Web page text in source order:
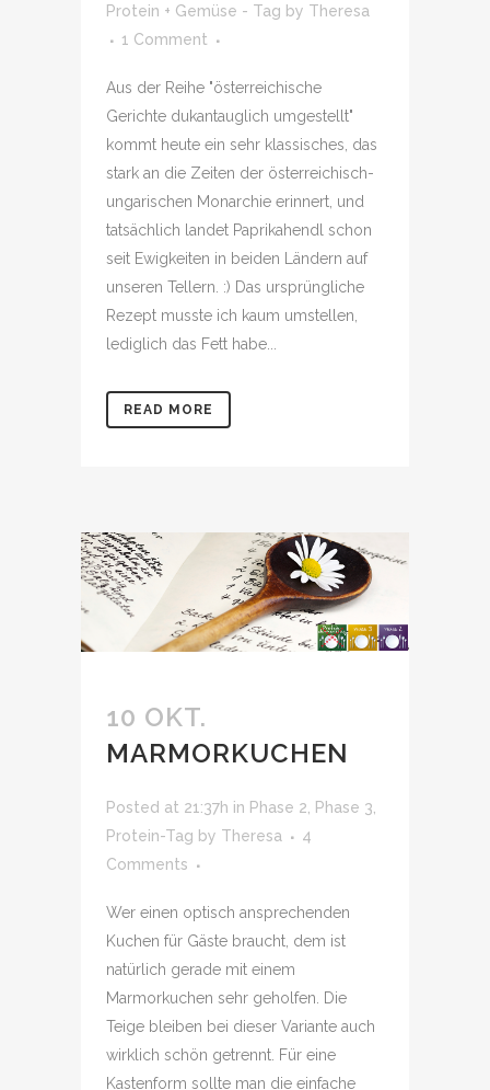
Protein + Gemüse - Tag by Theresa
1 Comment
Aus der Reihe "österreichische
Gerichte dukantauglich umgestellt"
kommt heute ein sehr klassisches, das
stark an die Zeiten der österreichisch-
ungarischen Monarchie erinnert, und
tatsächlich landet Paprikahendl schon
seit Ewigkeiten in beiden Ländern auf
unseren Tellern. :) Das ursprüngliche
Rezept musste ich kaum umstellen,
lediglich das Fett habe...
READ MORE
10 OKT.
MARMORKUCHEN
Posted at 21:37h in Phase 2 Phase 3
Protein-Tag by Theresa
4
Comments
Wer einen optisch ansprechenden
Kuchen für Gäste braucht, dem ist
natürlich gerade mit einem
Marmorkuchen sehr geholfen. Die
Teige bleiben bei dieser Variante auch
wirklich schön getrennt. Für eine
Kastenform sollte man die einfache